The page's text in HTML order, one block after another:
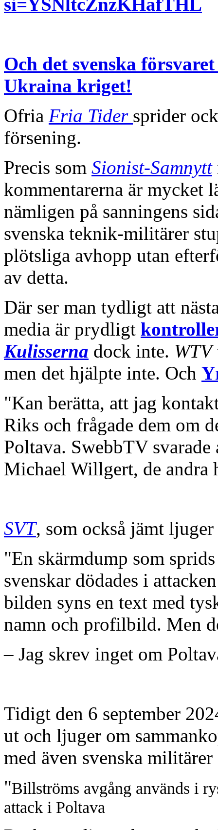
Och det svenska
Ukraina kriget!
Ofria Fria Tider sprider
försening.
Precis som Sionist-Samnytt
kommentarerna är mycket
nämligen på sanningens
svenska teknik-militärer
plötsliga avhopp utan
av detta.
Där ser man tydligt att
media är prydligt
Kulisserna dock inte. WTV
men det hjälpte inte. Och
"Kan berätta, att jag
Riks och frågade dem om
Poltava. SwebbTV
Michael Willgert, de andra
SVT, som också jämt
"En skärmdump som
svenskar dödades i
bilden syns en text med
namn och profilbild. Men
– Jag skrev inget om
Tidigt den 6 september
ut och ljuger om
med även svenska
"Billströms avgång används i
attack i Poltava